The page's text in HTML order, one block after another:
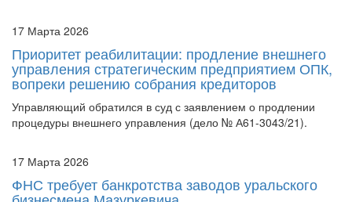
17 Марта 2026
Приоритет реабилитации: продление внешнего
управления стратегическим предприятием ОПК,
вопреки решению собрания кредиторов
Управляющий обратился в суд с заявлением о продлении
процедуры внешнего управления (дело № А61-3043/21).
17 Марта 2026
ФНС требует банкротства заводов уральского